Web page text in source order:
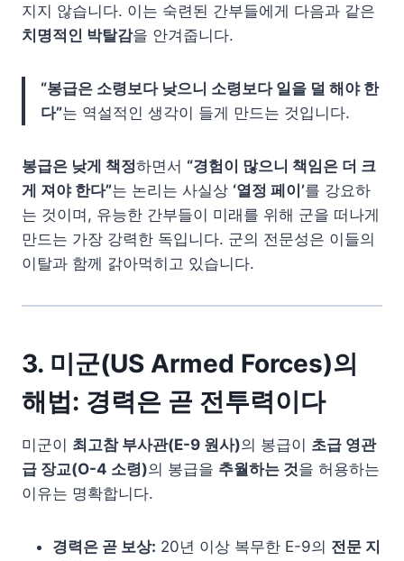
지지 않습니다. 이는 숙련된 간부들에게 다음과 같은
치명적인 박탈감을 안겨줍니다.
“봉급은 소령보다 낮으니 소령보다 일을 덜 해야 한
다”는 역설적인 생각이 들게 만드는 것입니다.
봉급은 낮게 책정하면서 “경험이 많으니 책임은 더 크
게 져야 한다”는 논리는 사실상 ‘열정 페이’를 강요하
는 것이며, 유능한 간부들이 미래를 위해 군을 떠나게
만드는 가장 강력한 독입니다. 군의 전문성은 이들의
이탈과 함께 갉아먹히고 있습니다.
3. 미군(US Armed Forces)의
해법: 경력은 곧 전투력이다
미군이 최고참 부사관(E-9 원사)의 봉급이 초급 영관
급 장교(O-4 소령)의 봉급을 추월하는 것을 허용하는
이유는 명확합니다.
경력은 곧 보상: 20년 이상 복무한 E-9의 전문 지